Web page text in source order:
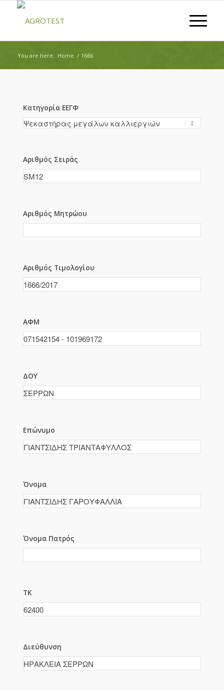
You are here: Home / 1666
Κατηγορία ΕΕΓΦ
Αριθμός Σειράς
Αριθμός Μητρώου
Αριθμός Τιμολογίου
ΑΦΜ
ΔΟΥ
Επώνυμο
Όνομα
Όνομα Πατρός
ΤΚ
Διεύθυνση